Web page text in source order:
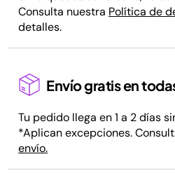
Consulta nuestra Política de
detalles.
Envío gratis en
Tu pedido llega en 1 a 2 días
*Aplican excepciones.
envío.